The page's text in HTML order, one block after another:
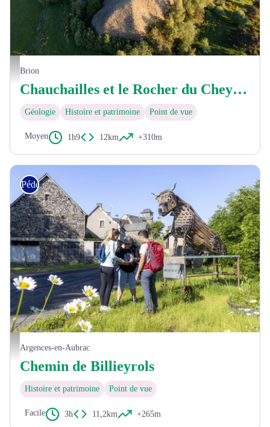
Truc du Cheylaret - © Benoît Colomb - Lozère Sauvage
Brion
Chauchailles et le Rocher du Cheylaret
Géologie Histoire et patrimoine Point de vue
Moyen 1h9 12km +310m
B.Colomb Lozère sauvage pour Tourisme en Aubrac
Pédestre
Argences-en-Aubrac
Chemin de Billieyrols
Histoire et patrimoine Point de vue
Facile 3h 11,2km +265m